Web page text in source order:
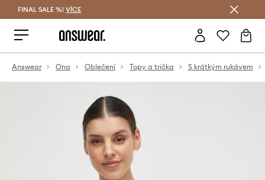
FINAL SALE %! VÍCE
Answear Ona Oblečení Topy a trička S krátkým rukávem